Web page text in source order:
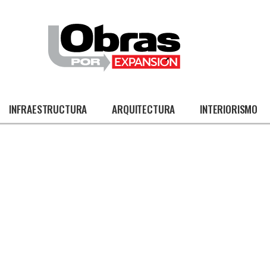
INFRAESTRUCTURA ARQUITECTURA INTERIORISMO